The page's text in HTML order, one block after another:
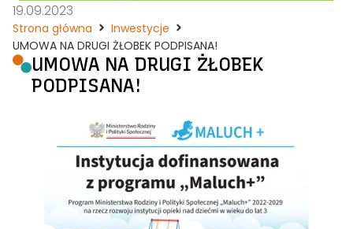
19.09.2023
Strona główna
Inwestycje
UMOWA NA DRUGI ŻŁOBEK PODPISANA!
UMOWA NA DRUGI ŻŁOBEK
PODPISANA!